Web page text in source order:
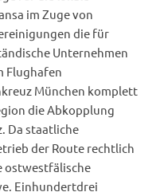
im Zuge von
die für
Unternehmen
Flughafen
München komplett
die Abkopplung
Da staatliche
der Route rechtlich
ostwestfälische
Einhundertdrei